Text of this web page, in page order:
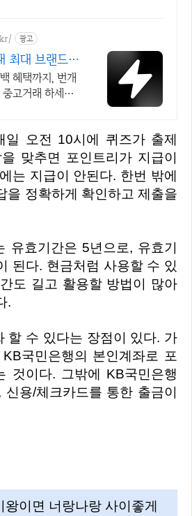
광고
최대 브랜드
혜택까지, 번개
고거래 하세요
맞추면 포인트리가 지급이
는 지급이 안된다. 한번 밖에
을 정확하게 확인하고 제출을
된다. 현금처럼 사용할 수 있
도 길고 활용할 방법이 많아
.
국민은행의 본인계좌로 포
것이다. 그밖에 KB국민은행
용/체크카드를 통한 출금이
이면 너랑나랑 사이좋게